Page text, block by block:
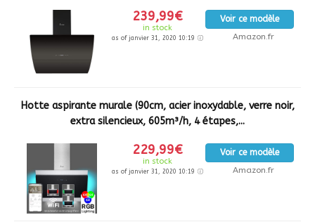
239,99€
in stock
as of janvier 31, 2020 10:19
Voir ce modèle
Amazon.fr
Hotte aspirante murale (90cm, acier inoxydable, verre noir,
extra silencieux, 605m³/h, 4 étapes,...
229,99€
in stock
as of janvier 31, 2020 10:19
Voir ce modèle
Amazon.fr